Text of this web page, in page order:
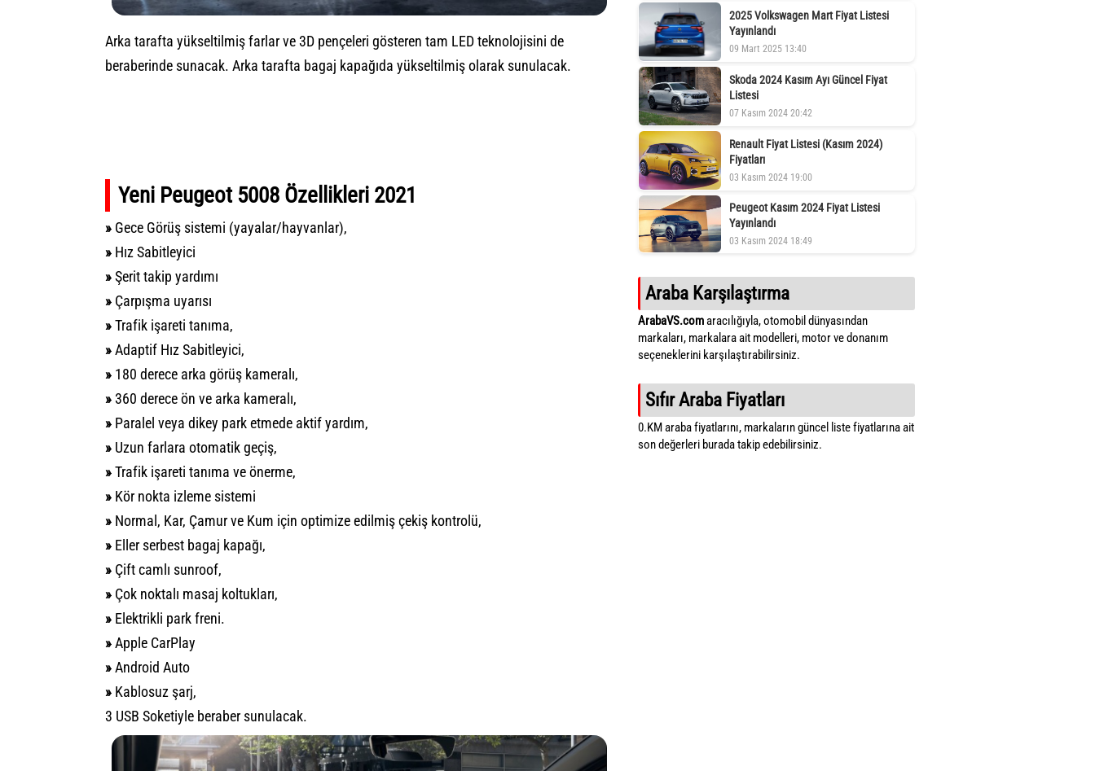
Arka tarafta yükseltilmiş farlar ve 3D pençeleri gösteren tam LED teknolojisini de
beraberinde sunacak. Arka tarafta bagaj kapağıda yükseltilmiş olarak sunulacak.
Yeni Peugeot 5008 Özellikleri 2021
» Gece Görüş sistemi (yayalar/hayvanlar),
» Hız Sabitleyici
»Şerit takip yardımı
» Çarpışma uyarısı
»Trafik işareti tanıma,
»Adaptif Hız Sabitleyici,
» 180 derece arka görüş kameralı,
» 360 derece ön ve arka kameralı,
» Paralel veya dikey park etmede aktif yardım,
» Uzun farlara otomatik geçiş,
»Trafik işareti tanıma ve önerme,
» Kör nokta izleme sistemi
» Normal, Kar, Çamur ve Kum için optimize edilmiş çekiş kontrolü,
» Eller serbest bagaj kapağı,
» Çift camlı sunroof,
» Çok noktalı masaj koltukları,
» Elektrikli park freni.
»Apple CarPlay
»Android Auto
» Kablosuz şarj,
3 USB Soketiyle beraber sunulacak.
2025 Volkswagen Mart Fiyat Listesi
Yayınlandı
09 Mart 2025 13:40
Skoda 2024 Kasım Ayı Güncel Fiyat
Listesi
07 Kasım 2024 20:42
Renault Fiyat Listesi (Kasım 2024)
Fiyatları
03 Kasım 2024 19:00
Peugeot Kasım 2024 Fiyat Listesi
Yayınlandı
03 Kasım 2024 18:49
Araba Karşılaştırma
ArabaVS.comaracılığıyla, otomobil dünyasından
markaları, markalara ait modelleri, motor ve donanım
seçeneklerini karşılaştırabilirsiniz.
Sıfır Araba Fiyatları
0.KM araba fiyatlarını, markaların güncel liste fiyatlarına ait
son değerleri burada takip edebilirsiniz.